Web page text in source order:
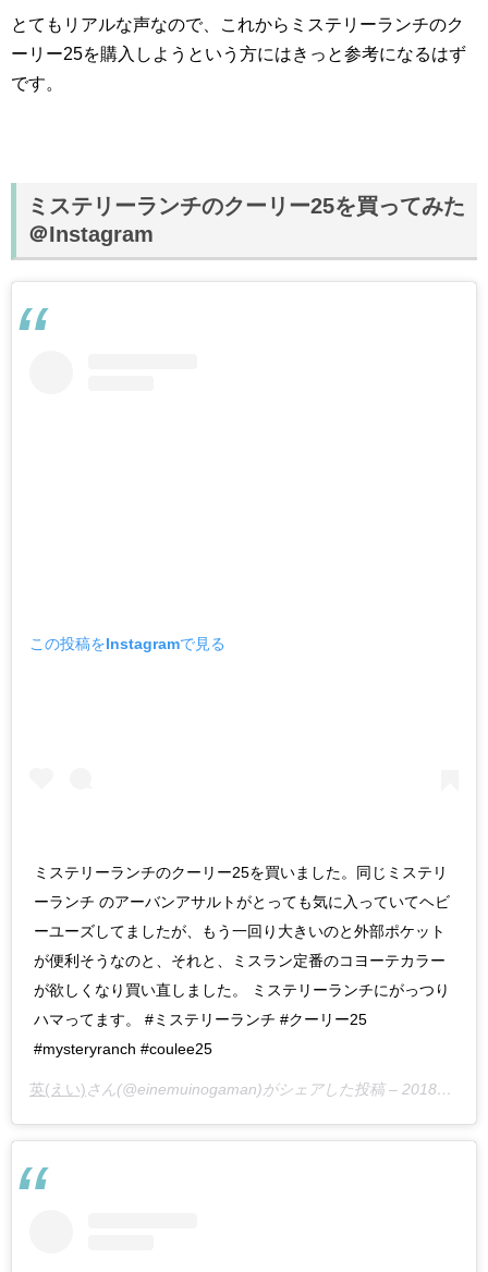
とてもリアルな声なので、これからミステリーランチのク
ーリー25を購入しようという方にはきっと参考になるはず
です。
ミステリーランチのクーリー25を買ってみた
＠Instagram
この投稿をInstagramで見る
ミステリーランチのクーリー25を買いました。同じミステリ
ーランチ のアーバンアサルトがとっても気に入っていてヘビ
ーユーズしてましたが、もう一回り大きいのと外部ポケット
が便利そうなのと、それと、ミスラン定番のコヨーテカラー
が欲しくなり買い直しました。 ミステリーランチにがっつり
ハマってます。 #ミステリーランチ #クーリー25
#mysteryranch #coulee25
英(えい)さん(@einemuinogaman)がシェアした投稿 – 2018年 9月月1日午前7時21分PDT